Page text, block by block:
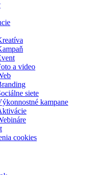
a video
siete
kampane
cookies